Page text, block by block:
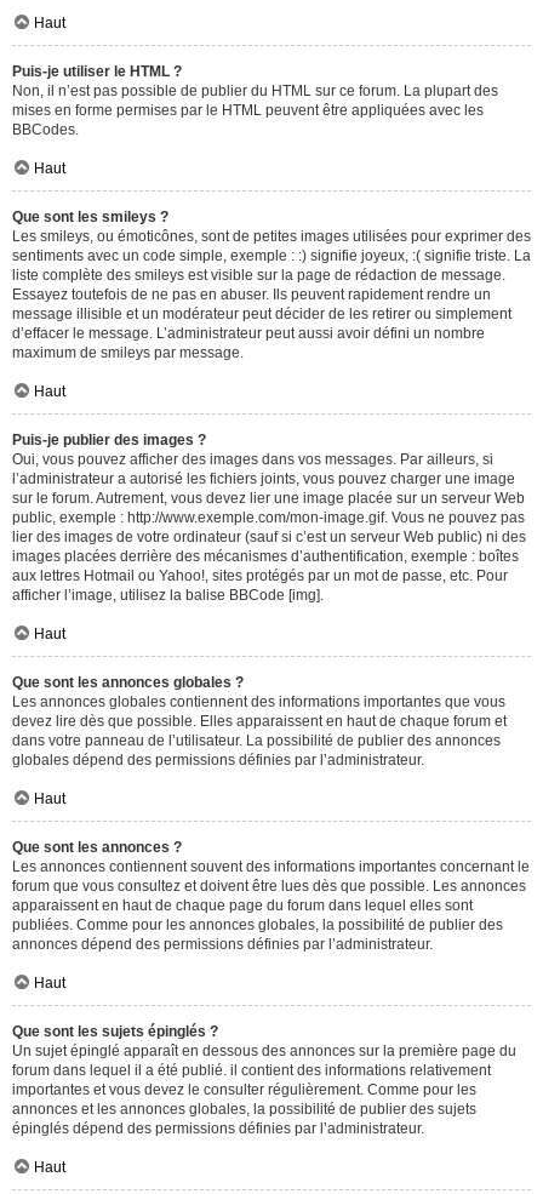
Haut
Puis-je utiliser le HTML ?
Non, il n’est pas possible de publier du HTML sur ce forum. La plupart des
mises en forme permises par le HTML peuvent être appliquées avec les
BBCodes.
Haut
Que sont les smileys ?
Les smileys, ou émoticônes, sont de petites images utilisées pour exprimer des
sentiments avec un code simple, exemple : :) signifie joyeux, :( signifie triste. La
liste complète des smileys est visible sur la page de rédaction de message.
Essayez toutefois de ne pas en abuser. Ils peuvent rapidement rendre un
message illisible et un modérateur peut décider de les retirer ou simplement
d’effacer le message. L’administrateur peut aussi avoir défini un nombre
maximum de smileys par message.
Haut
Puis-je publier des images ?
Oui, vous pouvez afficher des images dans vos messages. Par ailleurs, si
l’administrateur a autorisé les fichiers joints, vous pouvez charger une image
sur le forum. Autrement, vous devez lier une image placée sur un serveur Web
public, exemple : http://www.exemple.com/mon-image.gif. Vous ne pouvez pas
lier des images de votre ordinateur (sauf si c’est un serveur Web public) ni des
images placées derrière des mécanismes d’authentification, exemple : boîtes
aux lettres Hotmail ou Yahoo!, sites protégés par un mot de passe, etc. Pour
afficher l’image, utilisez la balise BBCode [img].
Haut
Que sont les annonces globales ?
Les annonces globales contiennent des informations importantes que vous
devez lire dès que possible. Elles apparaissent en haut de chaque forum et
dans votre panneau de l’utilisateur. La possibilité de publier des annonces
globales dépend des permissions définies par l’administrateur.
Haut
Que sont les annonces ?
Les annonces contiennent souvent des informations importantes concernant le
forum que vous consultez et doivent être lues dès que possible. Les annonces
apparaissent en haut de chaque page du forum dans lequel elles sont
publiées. Comme pour les annonces globales, la possibilité de publier des
annonces dépend des permissions définies par l’administrateur.
Haut
Que sont les sujets épinglés ?
Un sujet épinglé apparaît en dessous des annonces sur la première page du
forum dans lequel il a été publié. il contient des informations relativement
importantes et vous devez le consulter régulièrement. Comme pour les
annonces et les annonces globales, la possibilité de publier des sujets
épinglés dépend des permissions définies par l’administrateur.
Haut